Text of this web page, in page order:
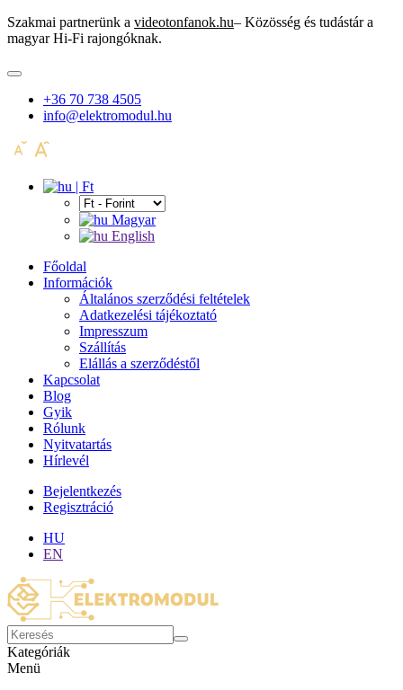
Szakmai partnerünk a videotonfanok.hu– Közösség és tudástár a
magyar Hi-Fi rajongóknak.
+36 70 738 4505
info@elektromodul.hu
| Ft
Magyar
English
Főoldal
Információk
Általános szerződési feltételek
Adatkezelési tájékoztató
Impresszum
Szállítás
Elállás a szerződéstől
Kapcsolat
Blog
Gyik
Rólunk
Nyitvatartás
Hírlevél
Bejelentkezés
Regisztráció
HU
EN
Kategóriák
Menü